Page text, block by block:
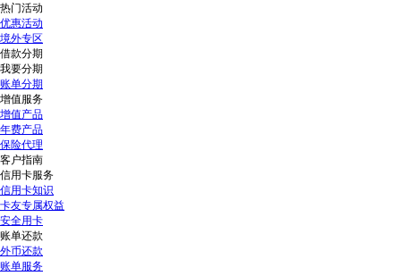
热门活动
优惠活动
境外专区
借款分期
我要分期
账单分期
增值服务
增值产品
年费产品
保险代理
客户指南
信用卡服务
信用卡知识
卡友专属权益
安全用卡
账单还款
外币还款
账单服务